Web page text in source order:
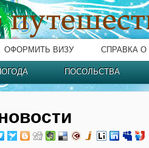
ОФОРМИТЬ ВИЗУ СПРАВКА
ПОСОЛЬСТВА